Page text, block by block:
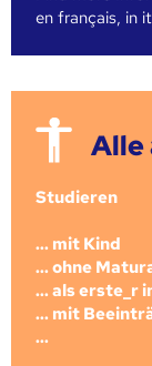
en français, in
Alle
Studieren
... mit Kind
... ohne
... als erste_r
... mit
...